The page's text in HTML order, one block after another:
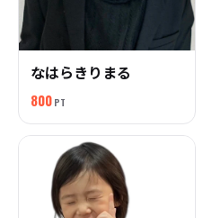
なはらきりまる
800 PT